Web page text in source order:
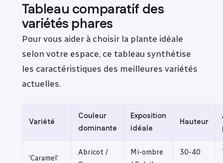
Tableau comparatif des
variétés phares
Pour vous aider à choisir la plante idéale
selon votre espace, ce tableau synthétise
les caractéristiques des meilleures variétés
actuelles.
Variété
Couleur
dominante
Exposition
idéale
Hauteur
‘Caramel’
Abricot /
Mi-ombre
30-40